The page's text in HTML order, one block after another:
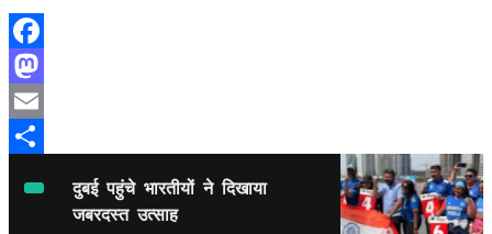
Facebook
Mastodon
Email
दुबई पहुंचे भारतीयों ने दिखाया
जबरदस्त उत्साह